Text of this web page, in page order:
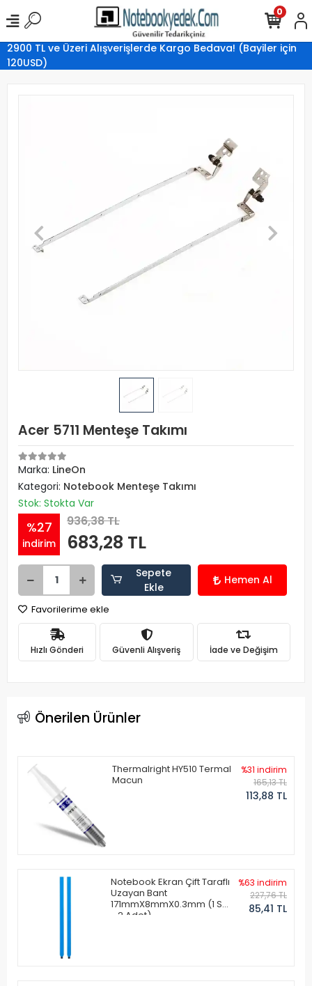
2900 TL ve Üzeri Alışverişlerde Kargo Bedava! (Bayiler için
120USD)
0
Acer 5711 Menteşe Takımı
Marka: LineOn
Kategori: Notebook Menteşe Takımı
Stok: Stokta Var
%27
indirim
936,38 TL
683,28 TL
Sepete
Ekle
Hemen Al
Favorilerime ekle
Hızlı Gönderi Güvenli Alışveriş İade ve Değişim
Önerilen Ürünler
Thermalright HY510 Termal
Macun
%31 indirim
165,13 TL
113,88 TL
Notebook Ekran Çift Taraflı
Uzayan Bant
171mmX8mmX0.3mm (1 Set
- 2 Adet)
%63 indirim
227,76 TL
85,41 TL